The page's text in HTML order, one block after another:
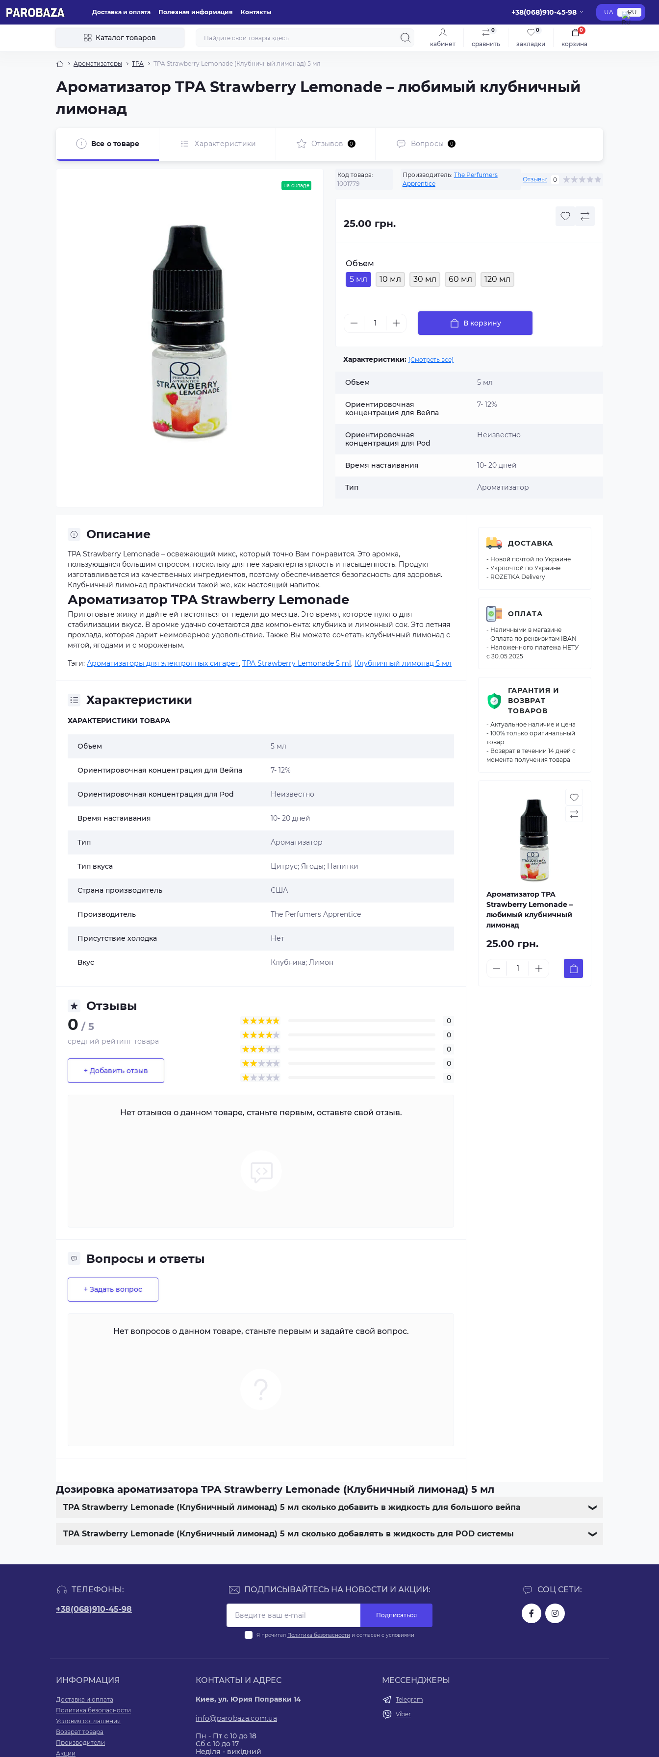
Доставка и оплата Полезная информация Контакты +38(068)910-45-98 UA RU
Каталог товаров
кабинет сравнить
0
закладки
0
корзина
0
Ароматизаторы TPA TPA Strawberry Lemonade (Клубничный лимонад) 5 мл
Ароматизатор TPA Strawberry Lemonade – любимый клубничный
лимонад
Все о товаре Характеристики Отзывов 0 Вопросы 0
на складе
Код товара:
1001779
Производитель: The Perfumers
Apprentice
Отзывы: 0
25.00 грн.
Объем
5 мл
10 мл 30 мл 60 мл 120 мл
В корзину
Характеристики: (Смотреть все)
Объем 5 мл
Ориентировочная
концентрация для Вейпа
7- 12%
Ориентировочная
концентрация для Pod
Неизвестно
Время настаивания 10- 20 дней
Тип Ароматизатор
Описание
TPA Strawberry Lemonade – освежающий микс, который точно Вам понравится. Это аромка,
пользующаяся большим спросом, поскольку для нее характерна яркость и насыщенность. Продукт
изготавливается из качественных ингредиентов, поэтому обеспечивается безопасность для здоровья.
Клубничный лимонад практически такой же, как настоящий напиток.
Ароматизатор TPA Strawberry Lemonade
Приготовьте жижу и дайте ей настояться от недели до месяца. Это время, которое нужно для
стабилизации вкуса. В аромке удачно сочетаются два компонента: клубника и лимонный сок. Это летняя
прохлада, которая дарит неимоверное удовольствие. Также Вы можете сочетать клубничный лимонад с
мятой, ягодами и с мороженым.
Тэги: Ароматизаторы для электронных сигарет, TPA Strawberry Lemonade 5 ml, Клубничный лимонад 5 мл
Характеристики
ХАРАКТЕРИСТИКИ ТОВАРА
Объем 5 мл
Ориентировочная концентрация для Вейпа 7- 12%
Ориентировочная концентрация для Pod Неизвестно
Время настаивания 10- 20 дней
Тип Ароматизатор
Тип вкуса Цитрус; Ягоды; Напитки
Страна производитель США
Производитель The Perfumers Apprentice
Присутствие холодка Нет
Вкус Клубника; Лимон
Отзывы
0 / 5
средний рейтинг товара
+ Добавить отзыв
0
0
0
0
0
Нет отзывов о данном товаре, станьте первым, оставьте свой отзыв.
Вопросы и ответы
+ Задать вопрос
Нет вопросов о данном товаре, станьте первым и задайте свой вопрос.
ДОСТАВКА
- Новой почтой по Украине
- Укрпочтой по Украине
- ROZETKA Delivery
ОПЛАТА
- Наличными в магазине
- Оплата по реквизитам IBAN
- Наложенного платежа НЕТУ
с 30.05.2025
ГАРАНТИЯ И
ВОЗВРАТ
ТОВАРОВ
- Актуальное наличие и цена
- 100% только оригинальный
товар
- Возврат в течении 14 дней с
момента получения товара
Ароматизатор TPA
Strawberry Lemonade –
любимый клубничный
лимонад
25.00 грн.
Дозировка ароматизатора TPA Strawberry Lemonade (Клубничный лимонад) 5 мл
TPA Strawberry Lemonade (Клубничный лимонад) 5 мл сколько добавить в жидкость для большого вейпа ❯
TPA Strawberry Lemonade (Клубничный лимонад) 5 мл сколько добавлять в жидкость для POD системы ❯
ТЕЛЕФОНЫ:
+38(068)910-45-98
СОЦ СЕТИ:
ПОДПИСЫВАЙТЕСЬ НА НОВОСТИ И АКЦИИ:
Подписаться
Я прочитал Политика безопасности и согласен с условиями
ИНФОРМАЦИЯ
Доставка и оплата
Политика безопасности
Условия соглашения
Возврат товара
Производители
Акции
КОНТАКТЫ И АДРЕС
Киев, ул. Юрия Поправки 14
info@parobaza.com.ua
Пн - Пт с 10 до 18
Сб с 10 до 17
Неділя - вихідний
МЕССЕНДЖЕРЫ
Telegram
Viber